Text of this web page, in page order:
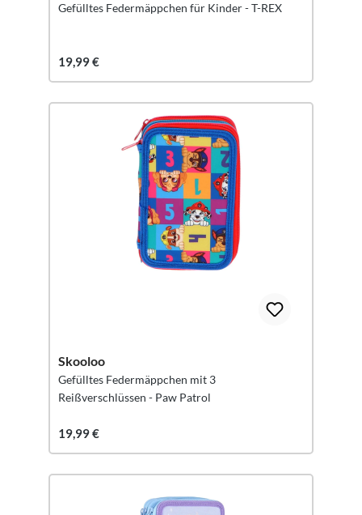
Gefülltes Federmäppchen für Kinder - T-REX
19,99 €
Skooloo
Gefülltes Federmäppchen mit 3
Reißverschlüssen - Paw Patrol
19,99 €